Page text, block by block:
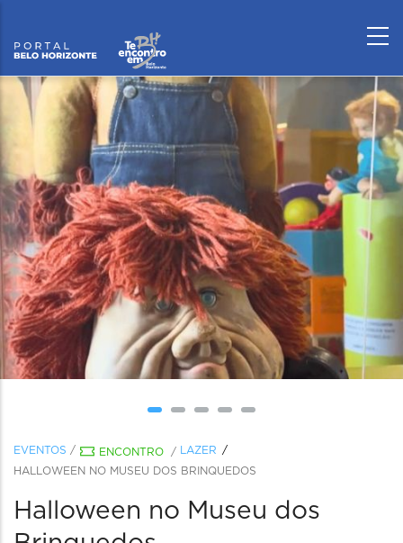
EVENTOS / ENCONTRO /
LAZER
HALLOWEEN NO MUSEU DOS BRINQUEDOS
Halloween no Museu dos